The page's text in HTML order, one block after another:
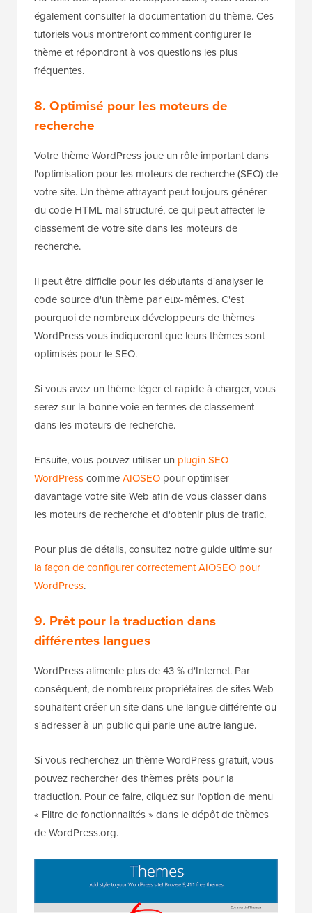
également consulter la documentation du thème. Ces
tutoriels vous montreront comment configurer le
thème et répondront à vos questions les plus
fréquentes.
8. Optimisé pour les moteurs de
recherche
Votre thème WordPress joue un rôle important dans
l'optimisation pour les moteurs de recherche (SEO) de
votre site. Un thème attrayant peut toujours générer
du code HTML mal structuré, ce qui peut affecter le
classement de votre site dans les moteurs de
recherche.
Il peut être difficile pour les débutants d'analyser le
code source d'un thème par eux-mêmes. C'est
pourquoi de nombreux développeurs de thèmes
WordPress vous indiqueront que leurs thèmes sont
optimisés pour le SEO.
Si vous avez un thème léger et rapide à charger, vous
serez sur la bonne voie en termes de classement
dans les moteurs de recherche.
Ensuite, vous pouvez utiliser un plugin SEO
WordPresscommeAIOSEO pour optimiser
davantage votre site Web afin de vous classer dans
les moteurs de recherche et d'obtenir plus de trafic.
Pour plus de détails, consultez notre guide ultime sur
la façon de configurer correctement AIOSEO pour
WordPress.
9. Prêt pour la traduction dans
différentes langues
WordPress alimente plus de 43 % d'Internet. Par
conséquent, de nombreux propriétaires de sites Web
souhaitent créer un site dans une langue différente ou
s'adresser à un public qui parle une autre langue.
Si vous recherchez un thème WordPress gratuit, vous
pouvez rechercher des thèmes prêts pour la
traduction. Pour ce faire, cliquez sur l'option de menu
« Filtre de fonctionnalités » dans le dépôt de thèmes
de WordPress.org.